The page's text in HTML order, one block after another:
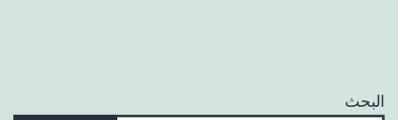
البحث